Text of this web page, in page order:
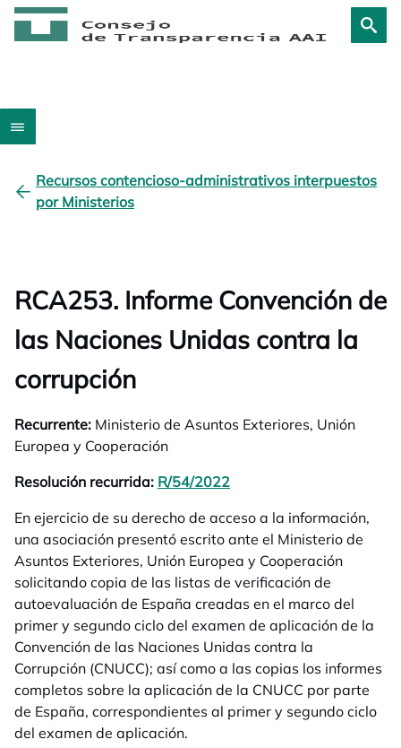
Recursos contencioso-administrativos interpuestos
por Ministerios
RCA253. Informe Convención de
las Naciones Unidas contra la
corrupción
Recurrente: Ministerio de Asuntos Exteriores, Unión
Europea y Cooperación
Resolución recurrida: R/54/2022
En ejercicio de su derecho de acceso a la información,
una asociación presentó escrito ante el Ministerio de
Asuntos Exteriores, Unión Europea y Cooperación
solicitando copia de las listas de verificación de
autoevaluación de España creadas en el marco del
primer y segundo ciclo del examen de aplicación de la
Convención de las Naciones Unidas contra la
Corrupción (CNUCC); así como a las copias los informes
completos sobre la aplicación de la CNUCC por parte
de España, correspondientes al primer y segundo ciclo
del examen de aplicación.